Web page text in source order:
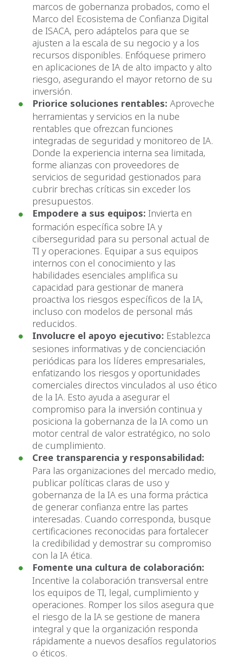
marcos de gobernanza probados, como el
Marco del Ecosistema de Confianza Digital
de ISACA, pero adáptelos para que se
ajusten a la escala de su negocio y a los
recursos disponibles. Enfóquese primero
en aplicaciones de IA de alto impacto y alto
riesgo, asegurando el mayor retorno de su
inversión.
Priorice soluciones rentables: Aproveche
herramientas y servicios en la nube
rentables que ofrezcan funciones
integradas de seguridad y monitoreo de IA.
Donde la experiencia interna sea limitada,
forme alianzas con proveedores de
servicios de seguridad gestionados para
cubrir brechas críticas sin exceder los
presupuestos.
Empodere a sus equipos: Invierta en
formación específica sobre IA y
ciberseguridad para su personal actual de
TI y operaciones. Equipar a sus equipos
internos con el conocimiento y las
habilidades esenciales amplifica su
capacidad para gestionar de manera
proactiva los riesgos específicos de la IA,
incluso con modelos de personal más
reducidos.
Involucre el apoyo ejecutivo: Establezca
sesiones informativas y de concienciación
periódicas para los líderes empresariales,
enfatizando los riesgos y oportunidades
comerciales directos vinculados al uso ético
de la IA. Esto ayuda a asegurar el
compromiso para la inversión continua y
posiciona la gobernanza de la IA como un
motor central de valor estratégico, no solo
de cumplimiento.
Cree transparencia y responsabilidad:
Para las organizaciones del mercado medio,
publicar políticas claras de uso y
gobernanza de la IA es una forma práctica
de generar confianza entre las partes
interesadas. Cuando corresponda, busque
certificaciones reconocidas para fortalecer
la credibilidad y demostrar su compromiso
con la IA ética.
Fomente una cultura de colaboración:
Incentive la colaboración transversal entre
los equipos de TI, legal, cumplimiento y
operaciones. Romper los silos asegura que
el riesgo de la IA se gestione de manera
integral y que la organización responda
rápidamente a nuevos desafíos regulatorios
o éticos.